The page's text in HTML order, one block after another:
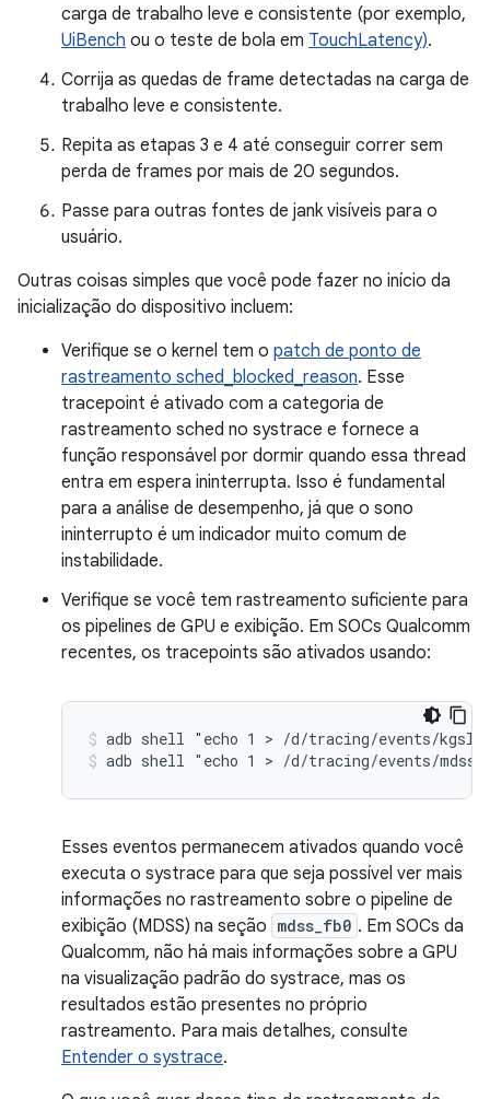
carga de trabalho leve e consistente (por exemplo,
UiBench ou o teste de bola em TouchLatency).
Corrija as quedas de frame detectadas na carga de
trabalho leve e consistente.
Repita as etapas 3 e 4 até conseguir correr sem
perda de frames por mais de 20 segundos.
Passe para outras fontes de jank visíveis para o
usuário.
Outras coisas simples que você pode fazer no início da
inicialização do dispositivo incluem:
Verifique se o kernel tem o patch de ponto de
rastreamento sched_blocked_reason. Esse
tracepoint é ativado com a categoria de
rastreamento sched no systrace e fornece a
função responsável por dormir quando essa thread
entra em espera ininterrupta. Isso é fundamental
para a análise de desempenho, já que o sono
ininterrupto é um indicador muito comum de
instabilidade.
Verifique se você tem rastreamento suficiente para
os pipelines de GPU e exibição. Em SOCs Qualcomm
recentes, os tracepoints são ativados usando:
adb shell "echo 1 > /d/tracing/events/kgsl/
adb shell "echo 1 > /d/tracing/events/mdss/
Esses eventos permanecem ativados quando você
executa o systrace para que seja possível ver mais
informações no rastreamento sobre o pipeline de
exibição (MDSS) na seção mdss_fb0 . Em SOCs da
Qualcomm, não há mais informações sobre a GPU
na visualização padrão do systrace, mas os
resultados estão presentes no próprio
rastreamento. Para mais detalhes, consulte
Entender o systrace.